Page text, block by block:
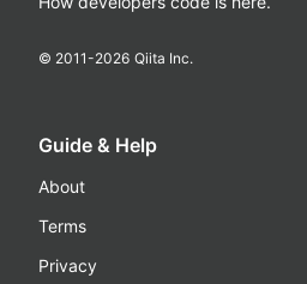
© 2011-2026 Qiita Inc.
Guide & Help
About
Terms
Privacy